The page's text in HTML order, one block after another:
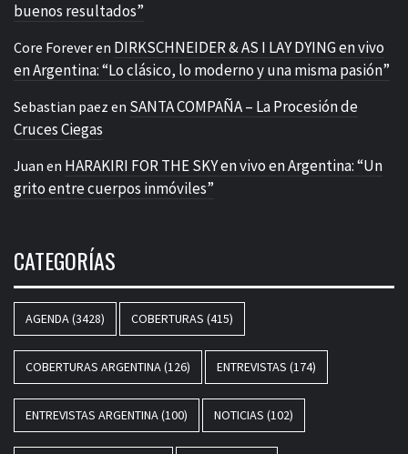
buenos resultados”
Core Foreveren DIRKSCHNEIDER & AS I LAY DYING en vivo
en Argentina: “Lo clásico, lo moderno y una misma pasión”
Sebastian paez en SANTA COMPAÑA – La Procesión de
Cruces Ciegas
Juan en HARAKIRI FOR THE SKY en vivo en Argentina: “Un
grito entre cuerpos inmóviles”
CATEGORÍAS
AGENDA(3428) COBERTURAS (415)
COBERTURAS ARGENTINA(126) ENTREVISTAS (174)
ENTREVISTAS ARGENTINA(100) NOTICIAS (102)